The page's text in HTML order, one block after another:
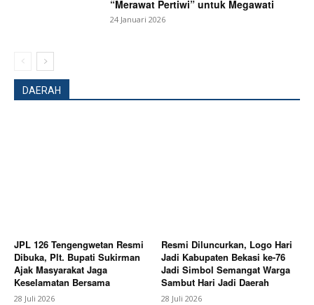
Company
About
Contact us
“Merawat Pertiwi” untuk Megawati
24 Januari 2026
DAERAH
JPL 126 Tengengwetan Resmi
Dibuka, Plt. Bupati Sukirman
Ajak Masyarakat Jaga
Keselamatan Bersama
28 Juli 2026
Resmi Diluncurkan, Logo Hari
Jadi Kabupaten Bekasi ke-76
Jadi Simbol Semangat Warga
Sambut Hari Jadi Daerah
28 Juli 2026